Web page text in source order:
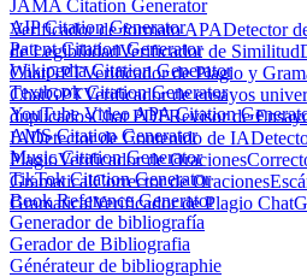
JAMA Citation Generator
AIP Citation Generator
Patent Citation Generator
Wikipedia Citation Generator
Textbook Citation Generator
YouTube Video APA Citation
AMS Citation Generator
Music Citation Generator
TikTok Citation Generator
Book Reference Generator
Generador de bibliografía
Gerador de Bibliografia
Générateur de bibliographie
Verificador de formato APADetector
de LegibilidadVerificador de Similitud
ChatGPTVerificador de Plagio y
ChatGPTVerificador de ensayos
duplicadosChat PDFRevisor de
IADetector de Contenido de IA
PlagioVerificador de Oraciones
GramaticalCorrector de Oraciones
GramaticalVerificador de Plagio